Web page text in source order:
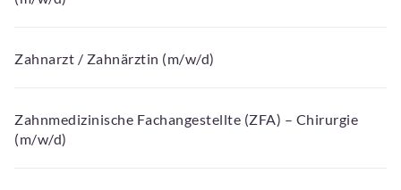
Zahnarzt / Zahnärztin (m/w/d)
Zahnmedizinische Fachangestellte (ZFA) – Chirurgie
(m/w/d)